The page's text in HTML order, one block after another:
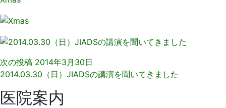
次の投稿 2014年3月30日
2014.03.30（日）JIADSの講演を聞いてきました
医院案内